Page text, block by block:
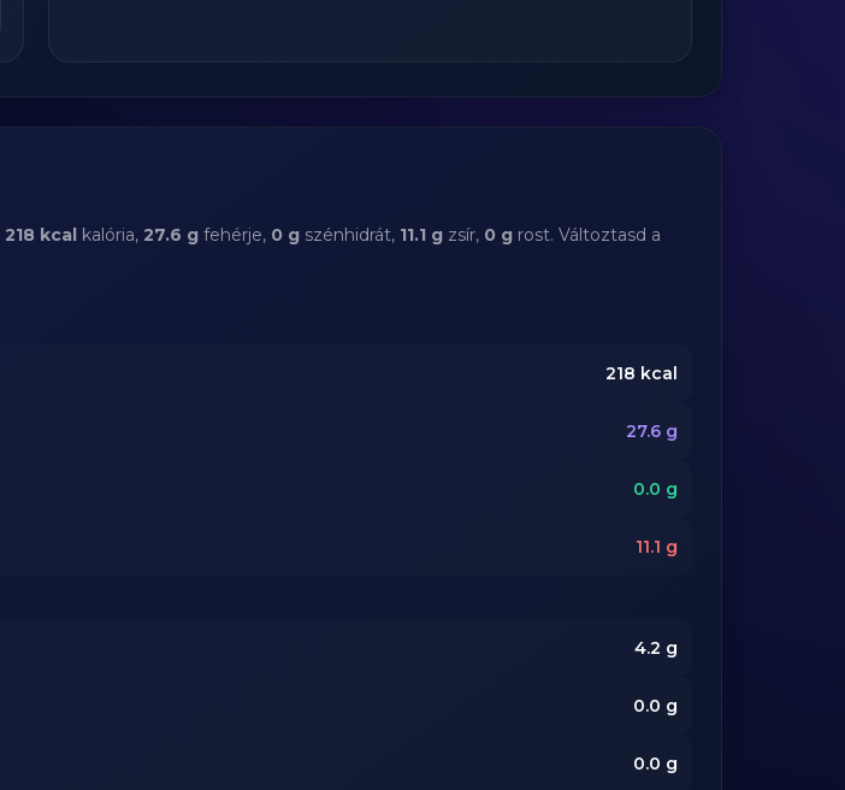
218 kcal kalória, 27.6 g fehérje, 0 g szénhidrát, 11.1 g zsír, 0 g rost. Változtasd a
218 kcal
27.6 g
0.0 g
11.1 g
4.2 g
0.0 g
0.0 g